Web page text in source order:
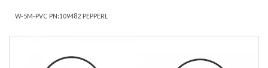
W-5M-PVC PN:109482 PEPPERL